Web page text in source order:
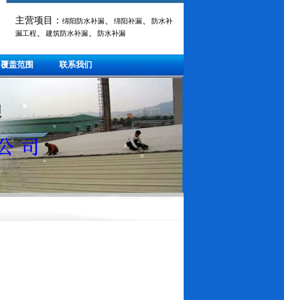
主营项目： 绵阳防水补漏 绵阳补漏
防水补
漏工程
建筑防水补漏 防水补漏
覆盖范围 联系我们